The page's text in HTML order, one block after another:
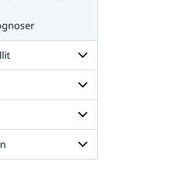
Undersidor
för
Radar
och
satellit
Undersidor
för
Väder
till
havs
Undersidor
för